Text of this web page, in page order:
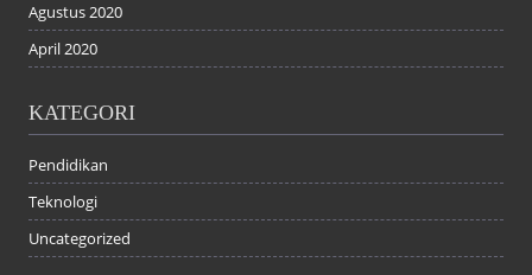
Agustus 2020
April 2020
KATEGORI
Pendidikan
Teknologi
Uncategorized